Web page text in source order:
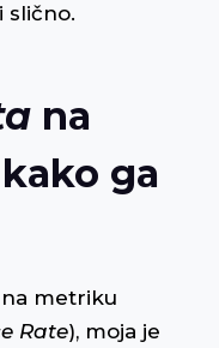
slično.
na
ga
metriku
Rate), moja je